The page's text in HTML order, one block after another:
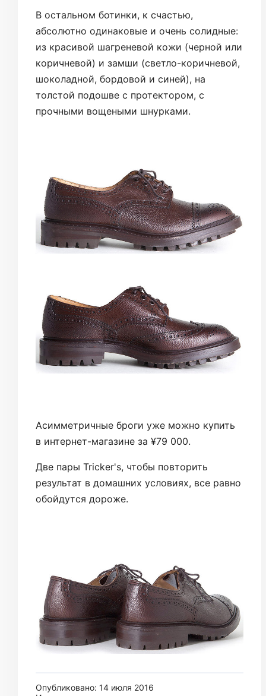
В остальном ботинки, к счастью,
абсолютно одинаковые и очень солидные:
из красивой шагреневой кожи (черной или
коричневой) и замши (светло-коричневой,
шоколадной, бордовой и синей), на
толстой подошве с протектором, с
прочными вощеными шнурками.
Асимметричные броги уже можно купить
в интернет-магазине за ¥79 000.
Две пары Tricker's, чтобы повторить
результат в домашних условиях, все равно
обойдутся дороже.
Опубликовано: 14 июля 2016